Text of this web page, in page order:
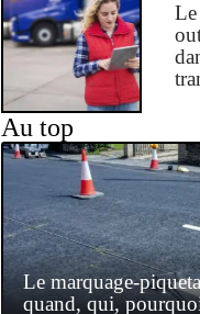
Au top
Le marquage-
quand, qui,